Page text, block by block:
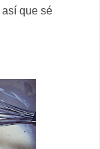
que sé